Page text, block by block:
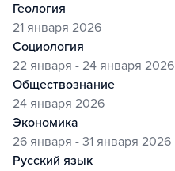
геология
21 января 2026
социология
22 января - 24 января 2026
обществознание
24 января 2026
экономика
26 января - 31 января 2026
русский язык